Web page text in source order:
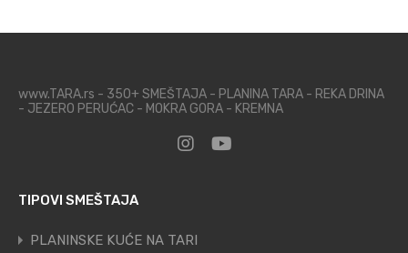
www.TARA.rs - 350+ SMEŠTAJA - PLANINA TARA - REKA DRINA
- JEZERO PERUĆAC - MOKRA GORA - KREMNA
TIPOVI SMEŠTAJA
PLANINSKE KUĆE NA TARI